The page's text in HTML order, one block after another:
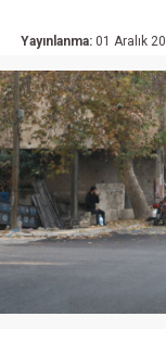
Yayınlanma: 01 Aralık